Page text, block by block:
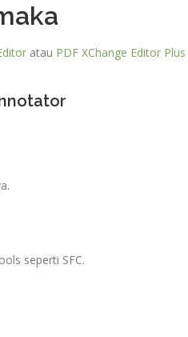
atau PDF XChange Editor Plus
seperti SFC.